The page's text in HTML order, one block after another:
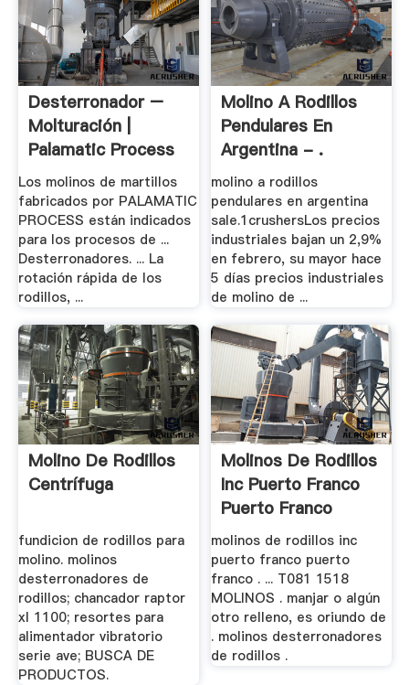
Desterronador –
Molturación |
Palamatic Process
Los molinos de martillos
fabricados por PALAMATIC
PROCESS están indicados
para los procesos de ...
Desterronadores. ... La
rotación rápida de los
rodillos, ...
Molino A Rodillos
Pendulares En
Argentina - .
molino a rodillos
pendulares en argentina
sale.1crushersLos precios
industriales bajan un 2,9%
en febrero, su mayor hace
5 días precios industriales
de molino de ...
Molino De Rodillos
Centrífuga
fundicion de rodillos para
molino. molinos
desterronadores de
rodillos; chancador raptor
xl 1100; resortes para
alimentador vibratorio
serie ave; BUSCA DE
PRODUCTOS.
Molinos De Rodillos
Inc Puerto Franco
Puerto Franco
molinos de rodillos inc
puerto franco puerto
franco . ... T081 1518
MOLINOS . manjar o algún
otro relleno, es oriundo de
. molinos desterronadores
de rodillos .